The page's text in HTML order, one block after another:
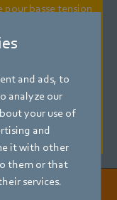
and ads, to
analyze our
your use of
and
it with other
them or that
services.
pour basse tension
tension.
la régulation de
pour la
d’interface n’est